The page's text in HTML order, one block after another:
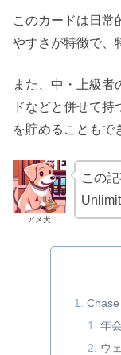
このカードは日常
やすさが特徴で、
また、中・上級者
ドなどと併せて持
を貯めることもで
アメ犬
この
年
ウ